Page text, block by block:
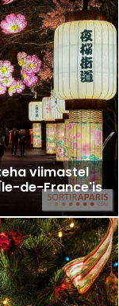
viimastel
de-France'is